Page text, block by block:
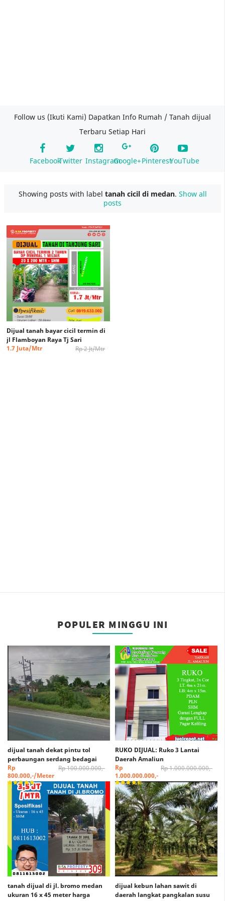
Follow us (Ikuti Kami) Dapatkan Info Rumah / Tanah dijual
Terbaru Setiap Hari
FacebookTwitter InstagramGoogle+PinterestYouTube
Showing posts with label tanah cicil di medan. Show all
posts
Dijual tanah bayar cicil termin di
jl Flamboyan Raya Tj Sari
Rp 2 Jt/Mtr
1.7 Juta/Mtr
POPULER MINGGU INI
dijual tanah dekat pintu tol
perbaungan serdang bedagai
Rp 100.000.000,-
Rp
800.000,-/Meter
RUKO DIJUAL: Ruko 3 Lantai
Daerah Amaliun
Rp 1.000.000.000,-
Rp
1.000.000.000,-
tanah dijual di jl. bromo medan
ukuran 16 x 45 meter harga
dijual kebun lahan sawit di
daerah langkat pangkalan susu